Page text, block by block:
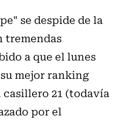
se despide de la
tremendas
a que el lunes
mejor ranking
21 (todavía
por el